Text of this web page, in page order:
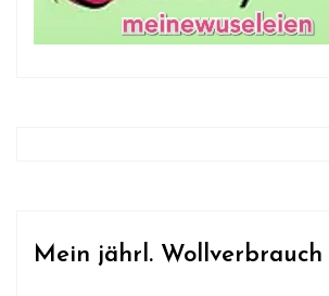
Mein jährl. Wollverbrauch